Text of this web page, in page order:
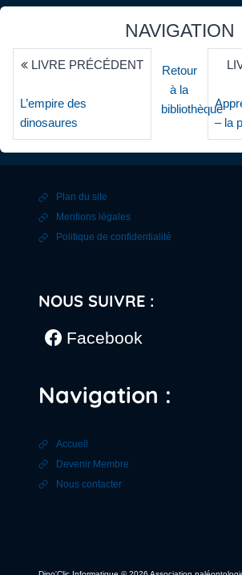
NAVIGATION
LIVRE PRÉCÉDENT
L’empire des
dinosaures
Retour
à la
bibliothèque
– la
Plan du site
Mentions légales
Politique de confidentialité
NOUS SUIVRE :
Facebook
Navigation :
Accueil
Devenir Membre
Nous contacter